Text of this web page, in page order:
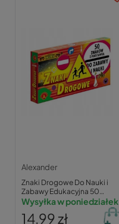
Alexander
Znaki Drogowe Do Nauki i
Zabawy Edukacyjna 50
Znaków 4+ Alexander 0179
Wysyłka w poniedziałek
14,99 zł